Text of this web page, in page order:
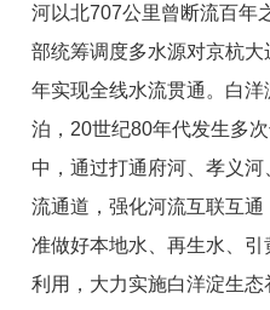
河以北707公里曾断流百年
部统筹调度多水源对京杭
年实现全线水流贯通。白
泊，20世纪80年代发生多
中，通过打通府河、孝义
流通道，强化河流互联互
准做好本地水、再生水、引
利用，大力实施白洋淀生